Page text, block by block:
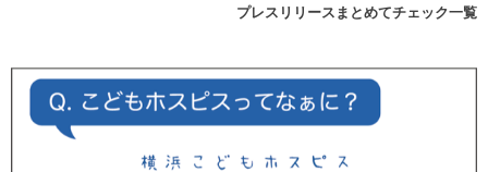
プレスリリースまとめてチェック一覧